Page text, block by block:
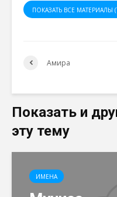
ПОКАЗАТЬ ВСЕ МАТЕРИАЛЫ
Амира
Показать и
эту тему
ИМЕНА